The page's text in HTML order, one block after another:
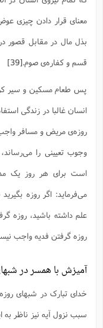
معنای قرار دادن چیزی
بذل مال در مقابل قصور
قسم و کفاره‌ی صوم.[39]
پس طعام مسکین و سیر
انسان غالبا در زندگی
روزه‌ی مریض و مسافر
وجوب تعیینى را
است برای هر روز یک
می‌فرماید: اگر روزه
علم داشته باشید، روزه
روزه گرفتن فدیه واجب
آمیزش با همسر در
خدای تبارک در شبهای
سبب نزول آیه نیز ناظر